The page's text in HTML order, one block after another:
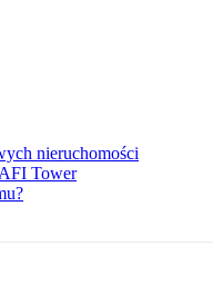
nieruchomości
Tower